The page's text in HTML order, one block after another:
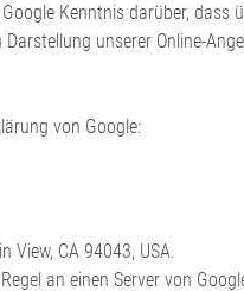
Kenntnis darüber, dass
unserer Online-
von Google:
View, CA 94043, USA.
an einen Server von